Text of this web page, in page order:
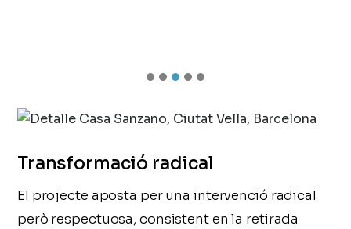
Transformació radical
El projecte aposta per una intervenció radical
però respectuosa, consistent en la retirada